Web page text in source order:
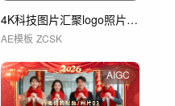
4K科技图片汇聚logo照片汇聚文字
AE模板 ZCSK
AIGC